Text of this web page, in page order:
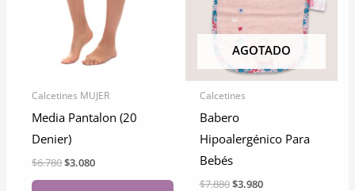
Calcetines MUJER
Media Pantalon (20
Denier)
$6.780El
$3.080El
AGOTADO
Calcetines
Babero
Hipoalergénico Para
Bebés
$7.880El
$3.980El